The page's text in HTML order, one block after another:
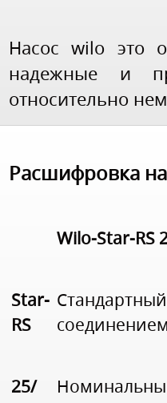
Насос wilo это
надежные и
относительно
Расшифровка
Wilo-Star-RS
Star-
RS
25/